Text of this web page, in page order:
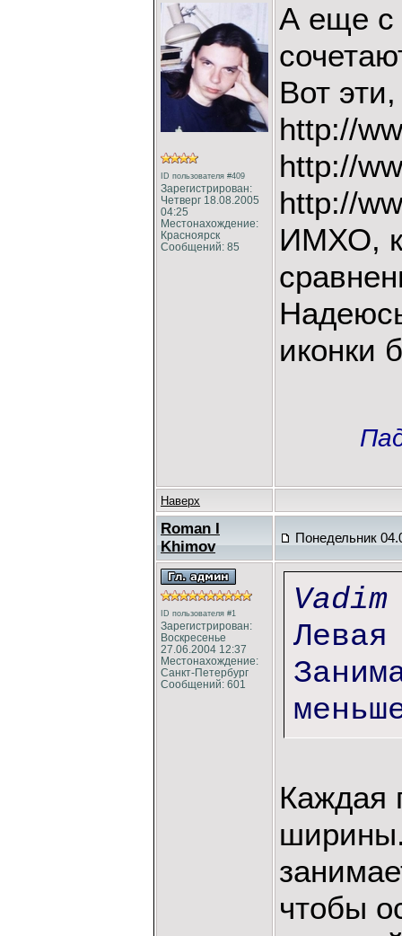
ID пользователя #409
Зарегистрирован:
Четверг 18.08.2005
04:25
Местонахождение:
Красноярск
Сообщений: 85
А еще с
Вот
http://
http://
http://
ИМХО,
иконки
Наверх
Roman I
Khimov
Понедельник
ID пользователя #1
Зарегистрирован:
Воскресенье
27.06.2004 12:37
Местонахождение:
Санкт-Петербург
Сообщений: 601
Каждая
чтобы